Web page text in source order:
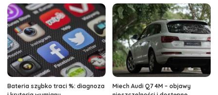
Bateria szybko traci %: diagnoza
Miech Audi Q7 4M – objawy